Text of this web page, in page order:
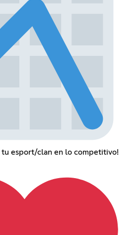
tu esport/clan en lo competitivo!